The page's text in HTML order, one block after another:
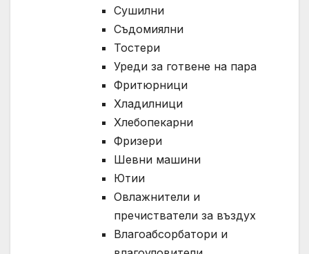
Сушилни
Съдомиялни
Тостери
Уреди за готвене на пара
Фритюрници
Хладилници
Хлебопекарни
Фризери
Шевни машини
Ютии
Овлажнители и
пречистватели за въздух
Влагоабсорбатори и